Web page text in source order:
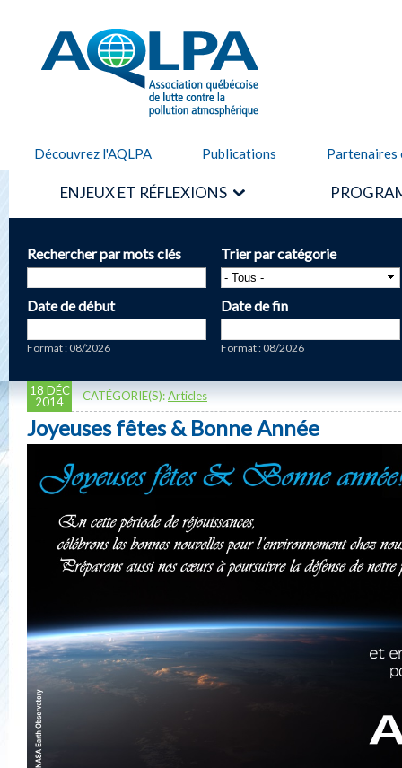
AQLPA
Découvrez l'AQLPA Publications Partenaires
ENJEUX ET RÉFLEXIONS
Rechercher par mots clés Trier par catégorie
Date de début
Format : 08/2026
Date de fin
Format : 08/2026
18 DÉC
2014
CATÉGORIE(S):Articles
Joyeuses fêtes & Bonne Année